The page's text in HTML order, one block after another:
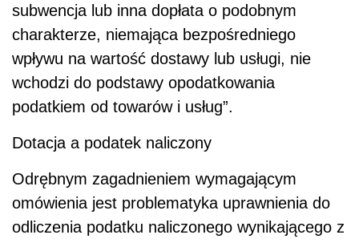
subwencja lub inna dopłata o podobnym
charakterze, niemająca bezpośredniego
wpływu na wartość dostawy lub usługi, nie
wchodzi do podstawy opodatkowania
podatkiem od towarów i usług”.
Dotacja a podatek naliczony
Odrębnym zagadnieniem wymagającym
omówienia jest problematyka uprawnienia do
odliczenia podatku naliczonego wynikającego z